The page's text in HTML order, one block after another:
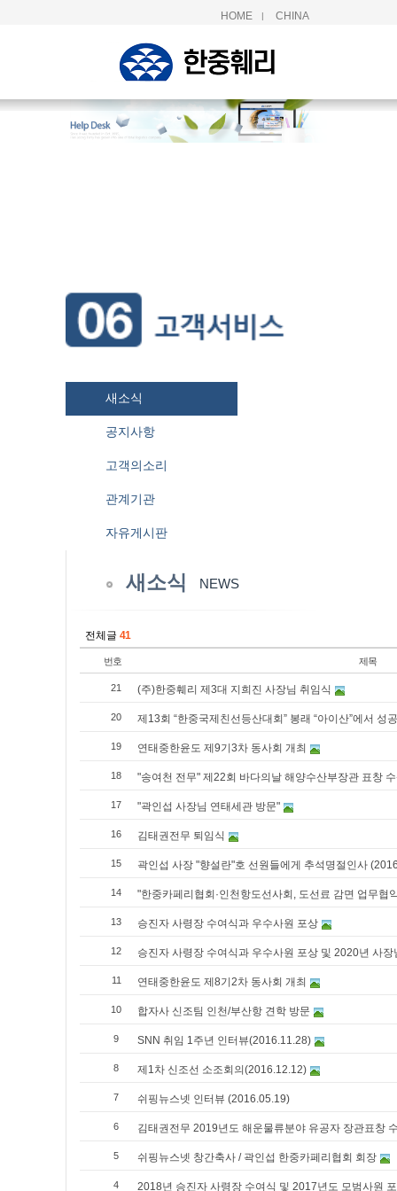
HOME | CHINA
새소식
공지사항
고객의소리
관계기관
자유게시판
새소식 NEWS
전체글 41
번호 제목
21 (주)한중훼리 제3대 지희진 사장님 취임식
20 제13회 “한중국제친선등산대회” 봉래 “아이산”에서 성
19 연태중한윤도 제9기3차 동사회 개최
18 "송여천 전무" 제22회 바다의날 해양수산부장관 표창
17 "곽인섭 사장님 연태세관 방문"
16 김태권전무 퇴임식
15 곽인섭 사장 "향설란"호 선원들에게 추석명절인사
14 "한중카페리협회·인천항도선사회, 도선료 감면 업무협
13 승진자 사령장 수여식과 우수사원 포상
12 승진자 사령장 수여식과 우수사원 포상 및 2020년 사장
11 연태중한윤도 제8기2차 동사회 개최
10 합자사 신조팀 인천/부산항 견학 방문
9 SNN 취임 1주년 인터뷰(2016.11.28)
8 제1차 신조선 소조회의(2016.12.12)
7 쉬핑뉴스넷 인터뷰 (2016.05.19)
6 김태권전무 2019년도 해운물류분야 유공자 장관표창
5 쉬핑뉴스넷 창간축사 / 곽인섭 한중카페리협회 회장
4 2018년 승진자 사령장 수여식 및 2017년도 모범사원